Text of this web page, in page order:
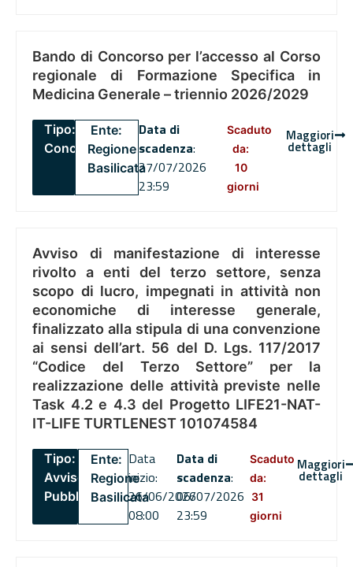
Bando di Concorso per l’accesso al Corso
regionale di Formazione Specifica in
Medicina Generale – triennio 2026/2029
Tipo:
Concorsi
Ente:
Regione
Basilicata
Data di
scadenza:
27/07/2026
23:59
Scaduto
da:
10
giorni
Maggiori
dettagli
Avviso di manifestazione di interesse
rivolto a enti del terzo settore, senza
scopo di lucro, impegnati in attività non
economiche di interesse generale,
finalizzato alla stipula di una convenzione
ai sensi dell’art. 56 del D. Lgs. 117/2017
“Codice del Terzo Settore” per la
realizzazione delle attività previste nelle
Task 4.2 e 4.3 del Progetto LIFE21-NAT-
IT-LIFE TURTLENEST 101074584
Tipo:
Avviso
Pubblico
Ente:
Regione
Basilicata
Data
inizio:
26/06/2026
08:00
Data di
scadenza:
06/07/2026
23:59
Scaduto
da:
31
giorni
Maggiori
dettagli